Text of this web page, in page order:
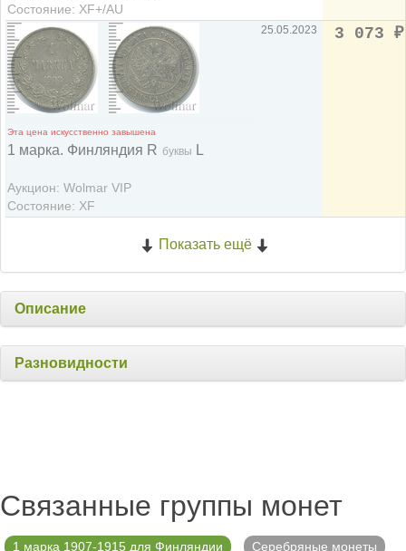
Состояние: XF+/AU
Эта цена искусственно завышена
1 марка. Финляндия R буквы L
Аукцион: Wolmar VIP
Состояние: XF
25.05.2023 3 073 ₽
Показать ещё
Описание
Разновидности
Связанные группы монет
1 марка 1907-1915 для Финляндии Серебряные монеты